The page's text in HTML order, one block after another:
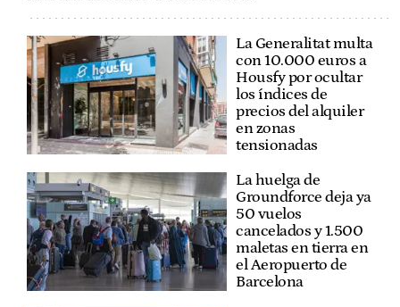
La Generalitat multa
con 10.000 euros a
Housfy por ocultar
los índices de
precios del alquiler
en zonas
tensionadas
La huelga de
Groundforce deja ya
50 vuelos
cancelados y 1.500
maletas en tierra en
el Aeropuerto de
Barcelona